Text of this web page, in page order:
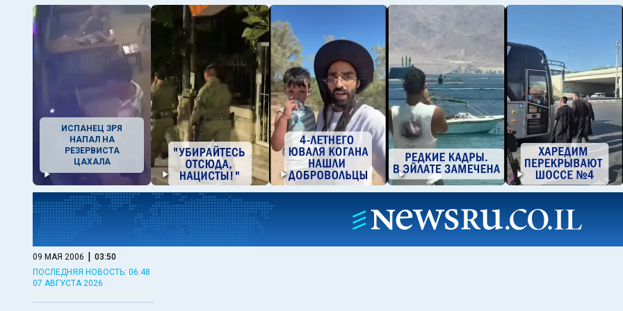
ИСПАНЕЦ ЗРЯ
НАПАЛ НА
РЕЗЕРВИСТА
ЦАХАЛА
09 МАЯ 2006 | 03:50
ПОСЛЕДНЯЯ НОВОСТЬ: 06:48
07 АВГУСТА 2026